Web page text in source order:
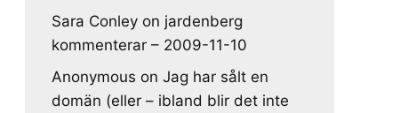
Sara Conley on jardenberg
kommenterar – 2009-11-10
Anonymous on Jag har sålt en
domän (eller – ibland blir det inte